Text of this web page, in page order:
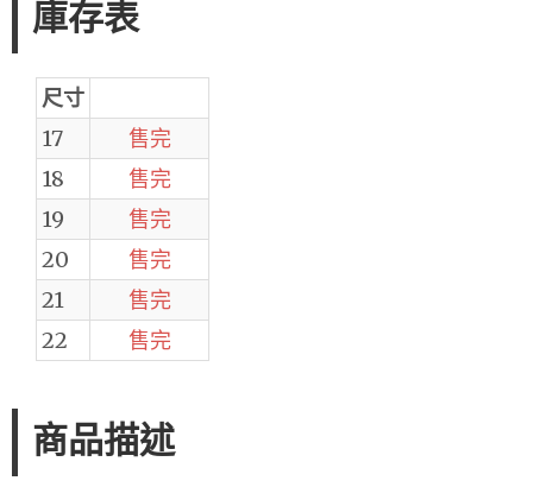
庫存表
尺寸
17
售完
18
售完
19
售完
20
售完
21
售完
22
售完
商品描述